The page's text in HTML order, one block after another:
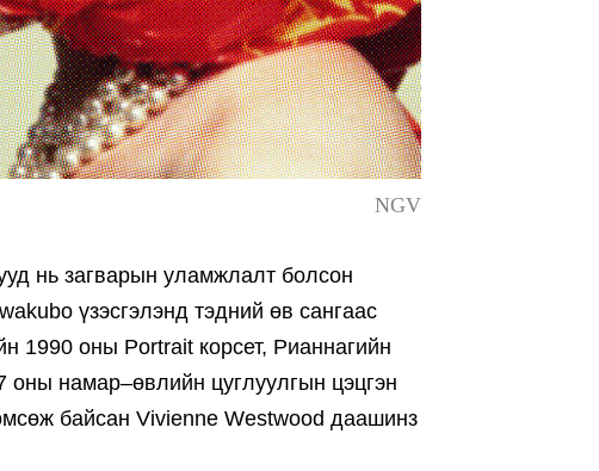
NGV
нь загварын уламжлалт болсон
үзэсгэлэнд тэдний өв сангаас
1990 оны Portrait корсет, Рианнагийн
намар–өвлийн цуглуулгын цэцгэн
байсан Vivienne Westwood даашинз